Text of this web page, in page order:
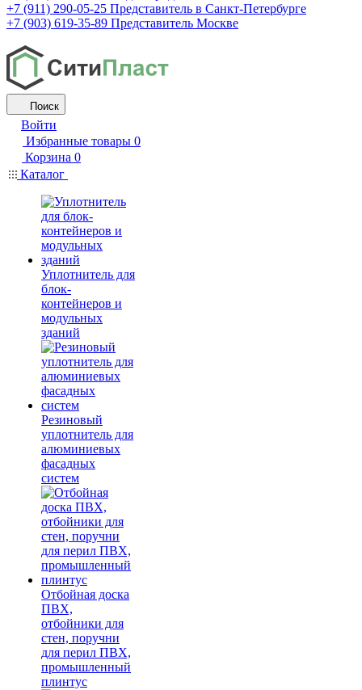
+7 (911) 290-05-25 Представитель в Санкт-Петербурге
+7 (903) 619-35-89 Представитель Москве
Поиск
Войти
Избранные товары 0
Корзина 0
Каталог
Уплотнитель для
блок-
контейнеров и
модульных
зданий
Резиновый
уплотнитель для
алюминиевых
фасадных
систем
Отбойная доска
ПВХ,
отбойники для
стен, поручни
для перил ПВХ,
промышленный
плинтус